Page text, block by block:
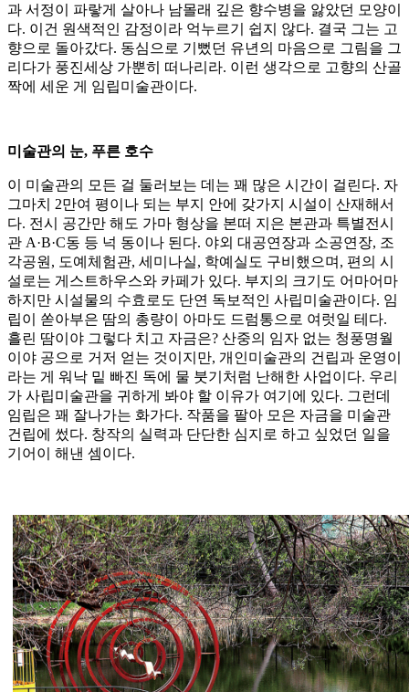
과 서정이 파랗게 살아나 남몰래 깊은 향수병을 앓았던 모양이
다. 이건 원색적인 감정이라 억누르기 쉽지 않다. 결국 그는 고
향으로 돌아갔다. 동심으로 기뻤던 유년의 마음으로 그림을 그
리다가 풍진세상 가뿐히 떠나리라. 이런 생각으로 고향의 산골
짝에 세운 게 임립미술관이다.
미술관의 눈, 푸른 호수
이 미술관의 모든 걸 둘러보는 데는 꽤 많은 시간이 걸린다. 자
그마치 2만여 평이나 되는 부지 안에 갖가지 시설이 산재해서
다. 전시 공간만 해도 가마 형상을 본떠 지은 본관과 특별전시
관 A·B·C동 등 넉 동이나 된다. 야외 대공연장과 소공연장, 조
각공원, 도예체험관, 세미나실, 학예실도 구비했으며, 편의 시
설로는 게스트하우스와 카페가 있다. 부지의 크기도 어마어마
하지만 시설물의 수효로도 단연 독보적인 사립미술관이다. 임
립이 쏟아부은 땀의 총량이 아마도 드럼통으로 여럿일 테다.
흘린 땀이야 그렇다 치고 자금은? 산중의 임자 없는 청풍명월
이야 공으로 거저 얻는 것이지만, 개인미술관의 건립과 운영이
라는 게 워낙 밑 빠진 독에 물 붓기처럼 난해한 사업이다. 우리
가 사립미술관을 귀하게 봐야 할 이유가 여기에 있다. 그런데
임립은 꽤 잘나가는 화가다. 작품을 팔아 모은 자금을 미술관
건립에 썼다. 창작의 실력과 단단한 심지로 하고 싶었던 일을
기어이 해낸 셈이다.